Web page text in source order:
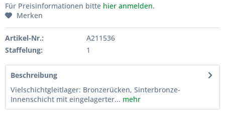
Für Preisinformationen bitte hier anmelden.
Merken
Artikel-Nr.:
A211536
Staffelung:
1
Beschreibung
Vielschichtgleitlager: Bronzerücken, Sinterbronze-
Innenschicht mit eingelagerter... mehr